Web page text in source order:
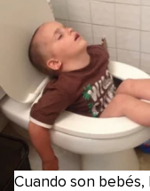
Cuando son bebés,